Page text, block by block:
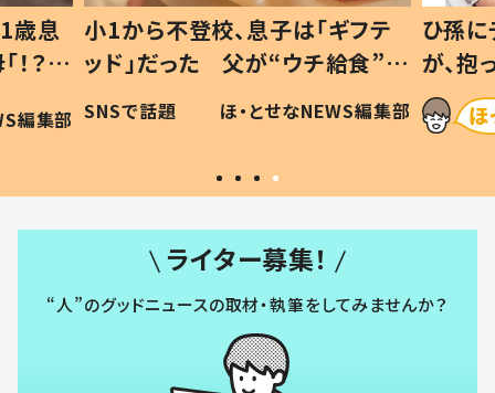
歳息
？」
編集部
小1から不登校、息子は「ギフテ
ッド」だった 父が“ウチ給食”を
作り続ける理由とは #令和の親
#令和の子
SNSで話題 ほ・とせなNEWS編集部
ひ孫
が、
「涙が
い」
ライター募集！
“人”のグッドニュースの取材・執筆をしてみませんか？